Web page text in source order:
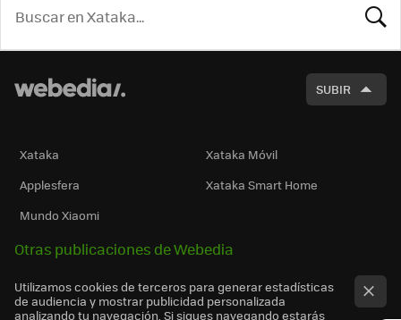
SUBIR
Xataka
Xataka Móvil
Applesfera
Xataka Smart Home
Mundo Xiaomi
Otras publicaciones de Webedia
Utilizamos cookies de terceros para generar estadísticas
de audiencia y mostrar publicidad personalizada
analizando tu navegación. Si sigues navegando estarás